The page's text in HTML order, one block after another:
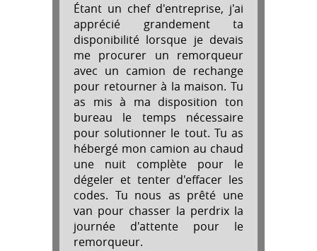
Étant un chef d'entreprise, j'ai
apprécié grandement ta
disponibilité lorsque je devais
me procurer un remorqueur
avec un camion de rechange
pour retourner à la maison. Tu
as mis à ma disposition ton
bureau le temps nécessaire
pour solutionner le tout. Tu as
hébergé mon camion au chaud
une nuit complète pour le
dégeler et tenter d'effacer les
codes. Tu nous as prêté une
van pour chasser la perdrix la
journée d'attente pour le
remorqueur.